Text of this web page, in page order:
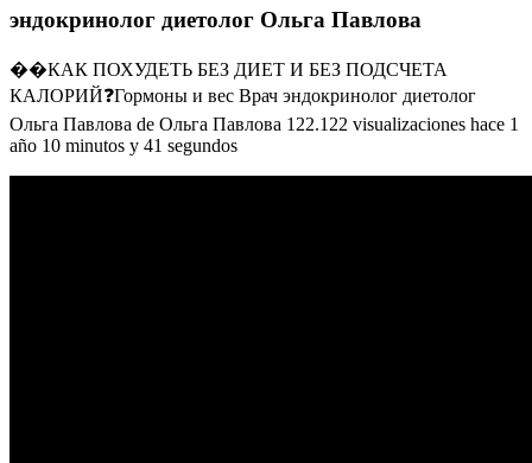
эндокринолог диетолог Ольга Павлова
��КАК ПОХУДЕТЬ БЕЗ ДИЕТ И БЕЗ ПОДСЧЕТА
КАЛОРИЙ❓Гормоны и вес Врач эндокринолог диетолог
Ольга Павлова de Ольга Павлова 122.122 visualizaciones hace 1
año 10 minutos y 41 segundos